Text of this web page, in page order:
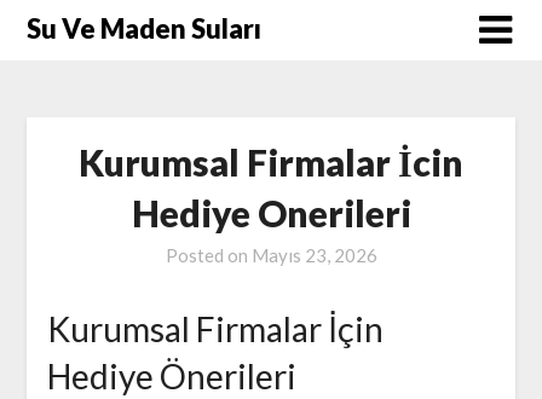
SkipSu Ve Maden Suları
Kurumsal Firmalar İcin
Hediye Onerileri
Posted on Mayıs 23, 2026
Kurumsal Firmalar İçin
Hediye Önerileri